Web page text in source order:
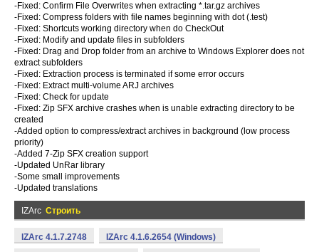
-Fixed: Confirm File Overwrites when extracting *.tar.gz archives
-Fixed: Compress folders with file names beginning with dot (.test)
-Fixed: Shortcuts working directory when do CheckOut
-Fixed: Modify and update files in subfolders
-Fixed: Drag and Drop folder from an archive to Windows Explorer does not
extract subfolders
-Fixed: Extraction process is terminated if some error occurs
-Fixed: Extract multi-volume ARJ archives
-Fixed: Check for update
-Fixed: Zip SFX archive crashes when is unable extracting directory to be
created
-Added option to compress/extract archives in background (low process
priority)
-Added 7-Zip SFX creation support
-Updated UnRar library
-Some small improvements
-Updated translations
IZArc Строить
IZArc 4.1.7.2748 IZArc 4.1.6.2654 (Windows)